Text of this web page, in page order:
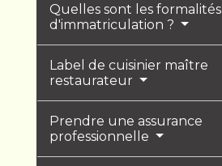
Quelles sont les formalités
d'immatriculation ?
Label de cuisinier maître
restaurateur
Prendre une assurance
professionnelle